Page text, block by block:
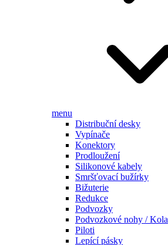
menu
Distribuční desky
Vypínače
Konektory
Prodloužení
Silikonové kabely
Smršťovací bužírky
Bižuterie
Redukce
Podvozky
Podvozkové nohy / Kola
Piloti
Lepící pásky